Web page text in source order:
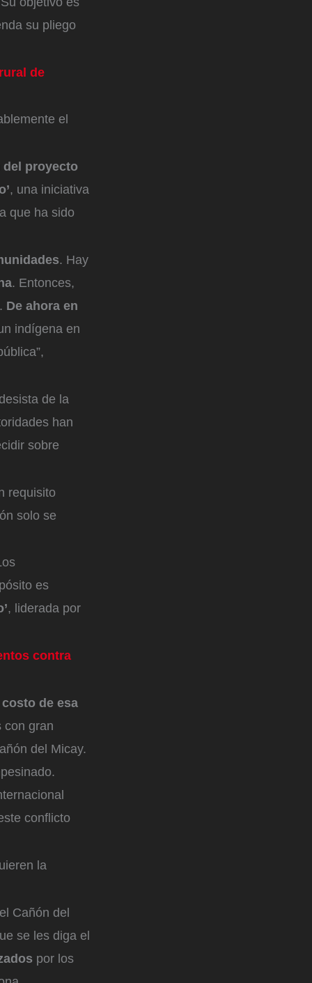
su pliego
de
el
proyecto
, una iniciativa
que ha sido
. Hay
. Entonces,
De ahora en
indígena en
de la
han
sobre
requisito
solo se
es
, liderada por
contra
costo de esa
con gran
del Micay.
conflicto
la
Cañón del
se les diga el
por los